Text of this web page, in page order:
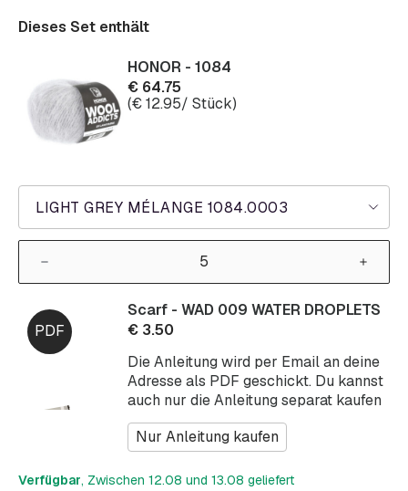
Dieses Set enthält
LIGHT GREY MÉLANGE 1084.0003
HONOR - 1084
€ 64.75
(€12.95/ Stück)
Die Anleitung wird per Email an deine
Adresse als PDF geschickt. Du kannst
auch nur die Anleitung separat kaufen
Nur Anleitung kaufen
Scarf - WAD 009 WATER DROPLETS
€ 3.50
Verfügbar, Zwischen 12.08 und 13.08 geliefert